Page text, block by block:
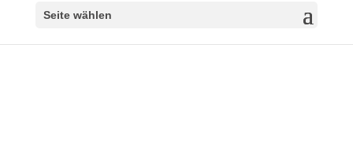
Seite wählen